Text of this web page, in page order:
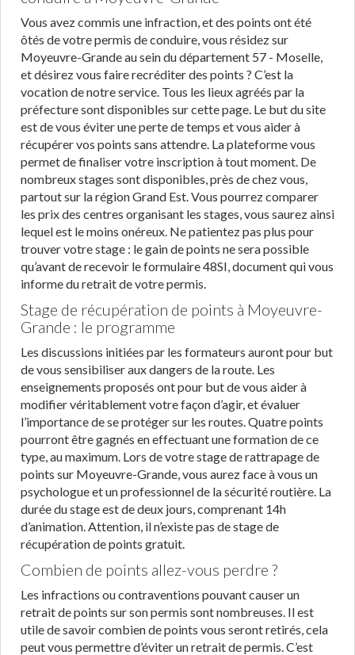
Vous avez commis une infraction, et des points ont été
ôtés de votre permis de conduire, vous résidez sur
Moyeuvre-Grande au sein du département 57 - Moselle,
et désirez vous faire recréditer des points ? C’est la
vocation de notre service. Tous les lieux agréés par la
préfecture sont disponibles sur cette page. Le but du site
est de vous éviter une perte de temps et vous aider à
récupérer vos points sans attendre. La plateforme vous
permet de finaliser votre inscription à tout moment. De
nombreux stages sont disponibles, près de chez vous,
partout sur la région Grand Est. Vous pourrez comparer
les prix des centres organisant les stages, vous saurez ainsi
lequel est le moins onéreux. Ne patientez pas plus pour
trouver votre stage : le gain de points ne sera possible
qu’avant de recevoir le formulaire 48SI, document qui vous
informe du retrait de votre permis.
Stage de récupération de points à Moyeuvre-
Grande : le programme
Les discussions initiées par les formateurs auront pour but
de vous sensibiliser aux dangers de la route. Les
enseignements proposés ont pour but de vous aider à
modifier véritablement votre façon d’agir, et évaluer
l’importance de se protéger sur les routes. Quatre points
pourront être gagnés en effectuant une formation de ce
type, au maximum. Lors de votre stage de rattrapage de
points sur Moyeuvre-Grande, vous aurez face à vous un
psychologue et un professionnel de la sécurité routière. La
durée du stage est de deux jours, comprenant 14h
d’animation. Attention, il n’existe pas de stage de
récupération de points gratuit.
Combien de points allez-vous perdre ?
Les infractions ou contraventions pouvant causer un
retrait de points sur son permis sont nombreuses. Il est
utile de savoir combien de points vous seront retirés, cela
peut vous permettre d’éviter un retrait de permis. C’est